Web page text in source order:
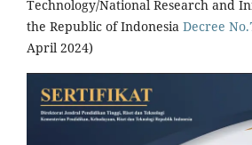
Technology/National Research and
the Republic of Indonesia Decree
April 2024)